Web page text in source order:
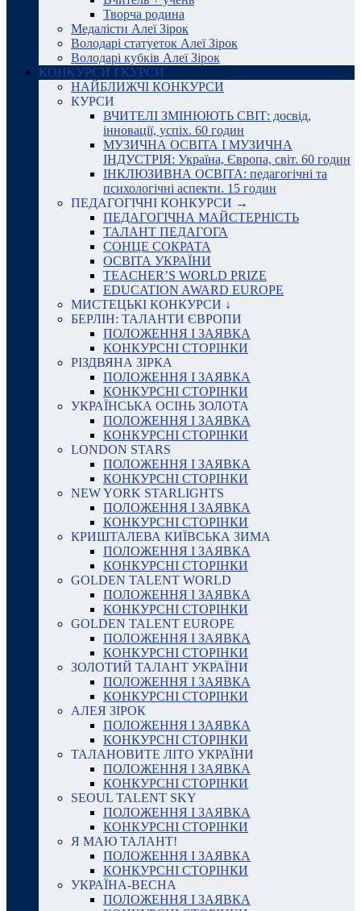
Творча родина
Медалісти Алеї Зірок
Володарі статуеток Алеї Зірок
Володарі кубків Алеї Зірок
КОНКУРСИ І КУРСИ
НАЙБЛИЖЧІ КОНКУРСИ
КУРСИ
ВЧИТЕЛІ ЗМІНЮЮТЬ СВІТ: досвід,
інновації, успіх. 60 годин
МУЗИЧНА ОСВІТА І МУЗИЧНА
ІНДУСТРІЯ: Україна, Європа, світ. 60 годин
ІНКЛЮЗИВНА ОСВІТА: педагогічні та
психологічні аспекти. 15 годин
ПЕДАГОГІЧНІ КОНКУРСИ →
ПЕДАГОГІЧНА МАЙСТЕРНІСТЬ
ТАЛАНТ ПЕДАГОГА
СОНЦЕ СОКРАТА
ОСВІТА УКРАЇНИ
TEACHER’S WORLD PRIZE
EDUCATION AWARD EUROPE
МИСТЕЦЬКІ КОНКУРСИ ↓
БЕРЛІН: ТАЛАНТИ ЄВРОПИ
ПОЛОЖЕННЯ І ЗАЯВКА
КОНКУРСНІ СТОРІНКИ
РІЗДВЯНА ЗІРКА
ПОЛОЖЕННЯ І ЗАЯВКА
КОНКУРСНІ СТОРІНКИ
УКРАЇНСЬКА ОСІНЬ ЗОЛОТА
ПОЛОЖЕННЯ І ЗАЯВКА
КОНКУРСНІ СТОРІНКИ
LONDON STARS
ПОЛОЖЕННЯ І ЗАЯВКА
КОНКУРСНІ СТОРІНКИ
NEW YORK STARLIGHTS
ПОЛОЖЕННЯ І ЗАЯВКА
КОНКУРСНІ СТОРІНКИ
КРИШТАЛЕВА КИЇВСЬКА ЗИМА
ПОЛОЖЕННЯ І ЗАЯВКА
КОНКУРСНІ СТОРІНКИ
GOLDEN TALENT WORLD
ПОЛОЖЕННЯ І ЗАЯВКА
КОНКУРСНІ СТОРІНКИ
GOLDEN TALENT EUROPE
ПОЛОЖЕННЯ І ЗАЯВКА
КОНКУРСНІ СТОРІНКИ
ЗОЛОТИЙ ТАЛАНТ УКРАЇНИ
ПОЛОЖЕННЯ І ЗАЯВКА
КОНКУРСНІ СТОРІНКИ
АЛЕЯ ЗІРОК
ПОЛОЖЕННЯ І ЗАЯВКА
КОНКУРСНІ СТОРІНКИ
ТАЛАНОВИТЕ ЛІТО УКРАЇНИ
ПОЛОЖЕННЯ І ЗАЯВКА
КОНКУРСНІ СТОРІНКИ
SEOUL TALENT SKY
ПОЛОЖЕННЯ І ЗАЯВКА
КОНКУРСНІ СТОРІНКИ
Я МАЮ ТАЛАНТ!
ПОЛОЖЕННЯ І ЗАЯВКА
КОНКУРСНІ СТОРІНКИ
УКРАЇНА-ВЕСНА
ПОЛОЖЕННЯ І ЗАЯВКА